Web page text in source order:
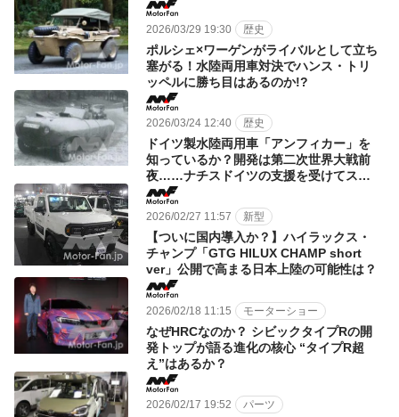
2026/03/29 19:30 歴史
ポルシェ×ワーゲンがライバルとして立ち
塞がる！水陸両用車対決でハンス・トリ
ッペルに勝ち目はあるのか!?
2026/03/24 12:40 歴史
ドイツ製水陸両用車「アンフィカー」を
知っているか？開発は第二次世界大戦前
夜……ナチスドイツの支援を受けてスタ
ート
2026/02/27 11:57 新型
【ついに国内導入か？】ハイラックス・
チャンプ「GTG HILUX CHAMP short
ver」公開で高まる日本上陸の可能性は？
2026/02/18 11:15 モーターショー
なぜHRCなのか？ シビックタイプRの開
発トップが語る進化の核心 “タイプR超
え”はあるか？
2026/02/17 19:52 パーツ